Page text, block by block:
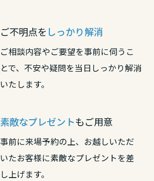
ご不明点を しっかり解消
ご相談内容やご要望を事前に伺うこ
とで、不安や疑問を当日しっかり解消
いたします。
素敵なプレゼントもご用意
事前に来場予約の上、お越しいただ
いたお客様に素敵なプレゼントを差
し上げます。